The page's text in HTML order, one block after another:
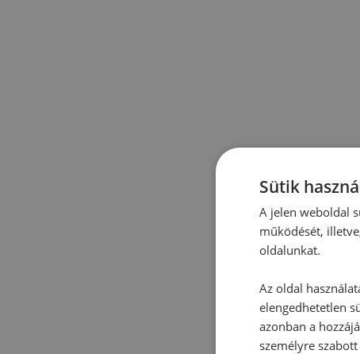
Sütik
A jelen weboldal
működését,
oldalunkat.
Az oldal
elengedhetetlen
azonban a
személyre